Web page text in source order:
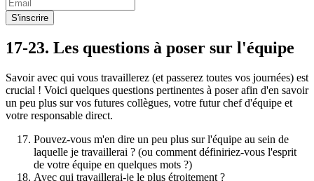
S'inscrire
17-23. Les questions à poser sur l'équipe
Savoir avec qui vous travaillerez (et passerez toutes vos journées) est
crucial ! Voici quelques questions pertinentes à poser afin d'en savoir
un peu plus sur vos futures collègues, votre futur chef d'équipe et
votre responsable direct.
Pouvez-vous m'en dire un peu plus sur l'équipe au sein de
laquelle je travaillerai ? (ou comment définiriez-vous l'esprit
de votre équipe en quelques mots ?)
Avec qui travaillerai-je le plus étroitement ?